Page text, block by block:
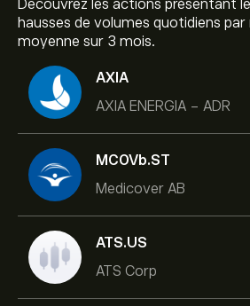
Decouvrez les actions présentant
hausses de volumes quotidiens
moyenne sur 3 mois.
AXIA
AXIA ENERGIA - ADR
MCOVb.ST
Medicover AB
ATS.US
ATS Corp